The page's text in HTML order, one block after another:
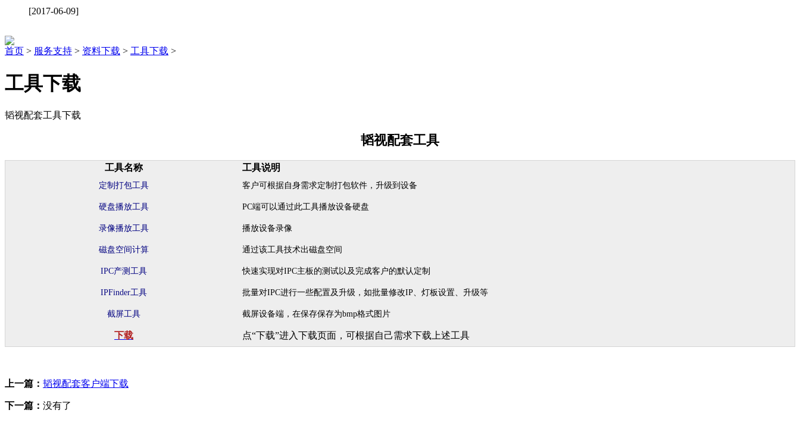
[2017-06-09]
首页 > 服务支持 > 资料下载 > 工具下载 >
工具下载
韬视配套工具下载
韬视配套工具
工具名称 工具说明
定制打包工具 客户可根据自身需求定制打包软件，升级到设备
硬盘播放工具 PC端可以通过此工具播放设备硬盘
录像播放工具 播放设备录像
磁盘空间计算 通过该工具技术出磁盘空间
IPC产测工具 快速实现对IPC主板的测试以及完成客户的默认定制
IPFinder工具 批量对IPC进行一些配置及升级，如批量修改IP、灯板设置、升级等
截屏工具 截屏设备端，在保存保存为bmp格式图片
下载 点“下载”进入下载页面，可根据自己需求下载上述工具
上一篇： 韬视配套客户端下载
下一篇： 没有了